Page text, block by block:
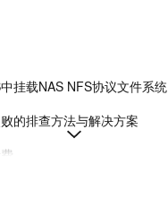
挂载NAS NFS协议文件系统
的排查方法与解决方案
CPFS文件系统